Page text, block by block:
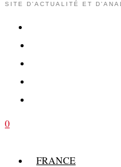
SITE D'ACTUALITÉ ET
0
FRANCE